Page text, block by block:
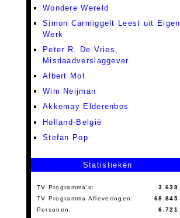
Wondere Wereld
Simon Carmiggelt Leest uit Eigen
Werk
Peter R. De Vries,
Misdaadverslaggever
Albert Mol
Wim Neijman
Akkemay Elderenbos
Holland-België
Stefan Pop
Statistieken
TV Programma's:
3.638
TV Programma Afleveringen:
68.845
Personen:
6.721